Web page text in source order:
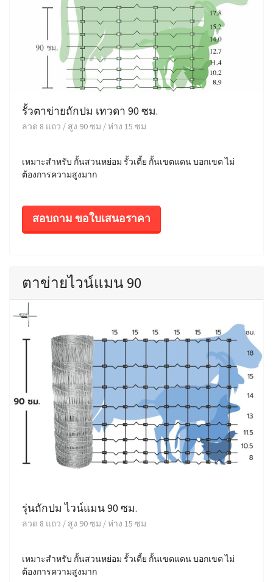
รั้วตาข่ายถักปม เทวดา 90 ซม.
ลวด 8 แถว / สูง 90 ซม / ห่าง 15 ซม
เหมาะสำหรับ กั้นสวนหย่อม รั้วเตี้ย กั้นเขตแดน บอกเขต ไม่
ต้องการความสูงมาก
สอบถาม ขอใบเสนอราคา
ตาข่ายไวน์แมน 90
รุ่นถักปม ไวน์แมน 90 ซม.
ลวด 8 แถว / สูง 90 ซม / ห่าง 15 ซม
เหมาะสำหรับ กั้นสวนหย่อม รั้วเตี้ย กั้นเขตแดน บอกเขต ไม่
ต้องการความสูงมาก